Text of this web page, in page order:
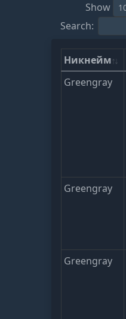
Show
Search:
Никнейм
Greengray
Greengray
Greengray